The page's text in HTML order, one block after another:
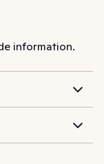
information.